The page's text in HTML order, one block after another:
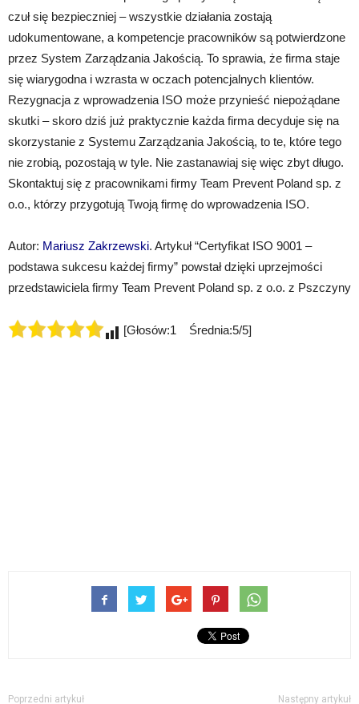
czuł się bezpieczniej – wszystkie działania zostają
udokumentowane, a kompetencje pracowników są potwierdzone
przez System Zarządzania Jakością. To sprawia, że firma staje
się wiarygodna i wzrasta w oczach potencjalnych klientów.
Rezygnacja z wprowadzenia ISO może przynieść niepożądane
skutki – skoro dziś już praktycznie każda firma decyduje się na
skorzystanie z Systemu Zarządzania Jakością, to te, które tego
nie zrobią, pozostają w tyle. Nie zastanawiaj się więc zbyt długo.
Skontaktuj się z pracownikami firmy Team Prevent Poland sp. z
o.o., którzy przygotują Twoją firmę do wprowadzenia ISO.
Autor: Mariusz Zakrzewski. Artykuł “Certyfikat ISO 9001 –
podstawa sukcesu każdej firmy” powstał dzięki uprzejmości
przedstawiciela firmy Team Prevent Poland sp. z o.o. z Pszczyny
[Głosów:1 Średnia:5/5]
Poprzedni artykuł Następny artykuł